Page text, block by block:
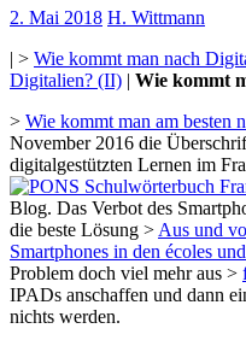
2. Mai 2018 H. Wittmann
| > Wie kommt man nach
Digitalien? (II) | Wie kommt
> Wie kommt man am besten
November 2016 die
digitalgestützten Lernen im
Blog. Das Verbot des
die beste Lösung >Aus und
Smartphones in den écoles
Problem doch viel mehr aus >
IPADs anschaffen und dann
nichts werden.